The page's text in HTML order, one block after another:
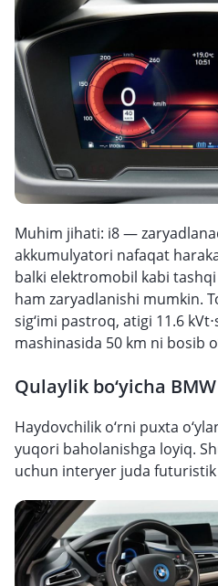
Muhim jihati: i8 —
akkumulyatori nafaqat
balki elektromobil kabi
ham zaryadlanishi mumkin.
sig‘imi pastroq, atigi 11.6
mashinasida 50 km ni bosib
Qulaylik bo‘yicha
Haydovchilik o‘rni puxta
yuqori baholanishga loyiq.
uchun interyer juda futuristik